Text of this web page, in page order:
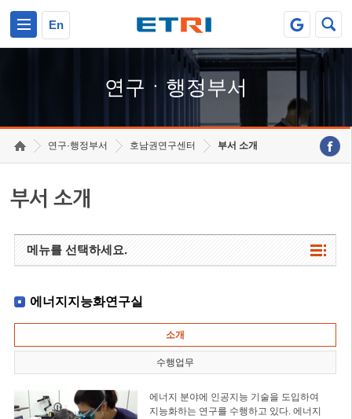
En
연구ㆍ행정부서
연구·행정부서 호남권연구센터 부서 소개
부서 소개
메뉴를 선택하세요.
에너지지능화연구실
소개
수행업무
에너지 분야에 인공지능 기술을 도입하여
지능화하는 연구를 수행하고 있다. 에너지